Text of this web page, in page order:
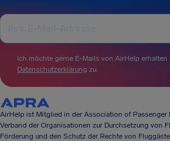
Ich möchte gerne E-Mails von AirHelp erhalten
Datenschutzerklärung zu.
AirHelp ist Mitglied in der Association of Passenger
Verband der Organisationen zur Durchsetzung von
Förderung und den Schutz der Rechte von